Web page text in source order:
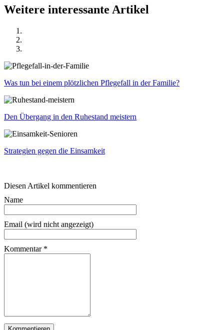
Weitere interessante Artikel
Was tun bei einem plötzlichen Pflegefall in der Familie?
Den Übergang in den Ruhestand meistern
Strategien gegen die Einsamkeit
Diesen Artikel kommentieren
Name
Email (wird nicht angezeigt)
Kommentar*